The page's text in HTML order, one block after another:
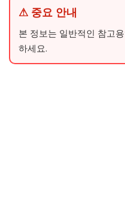
⚠ 중요 안내
본 정보는 일반적인 참고
하세요.